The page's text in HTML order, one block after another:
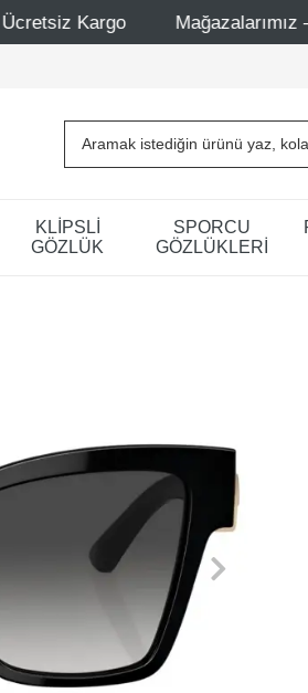
Mağazalarımız – Bağdat Caddesi
KLİPSLİ
GÖZLÜK
SPORCU
GÖZLÜKLERİ